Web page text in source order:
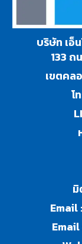
บริษัท เอ็
133 ถ
เขตคล
โ
Email :
Email